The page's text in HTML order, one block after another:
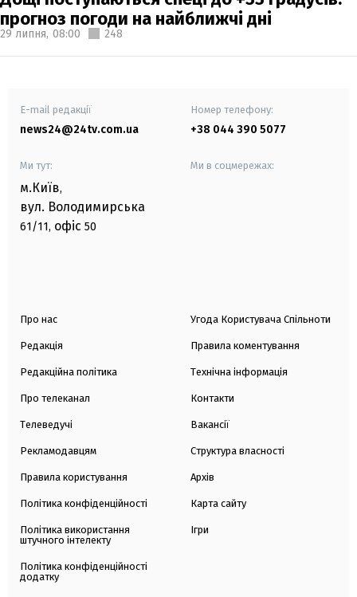
прогноз погоди на найближчі дні
29 липня, 08:00 248
E-mail редакції
news24@24tv.com.ua
Номер телефону:
+38 044 390 5077
Ми тут:
м.Київ,
вул. Володимирська
61/11, офіс 50
Ми в соцмережах:
Про нас
Редакція
Редакційна політика
Про телеканал
Телеведучі
Рекламодавцям
Правила користування
Політика конфіденційності
Політика використання
штучного інтелекту
Політика конфіденційності
додатку
Угода Користувача Спільноти
Правила коментування
Технічна інформація
Контакти
Вакансії
Структура власності
Архів
Карта сайту
Ігри